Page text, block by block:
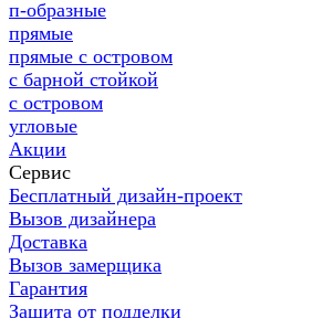
п-образные
прямые
прямые с островом
с барной стойкой
с островом
угловые
Акции
Сервис
Бесплатный дизайн-проект
Вызов дизайнера
Доставка
Вызов замерщика
Гарантия
Защита от подделки